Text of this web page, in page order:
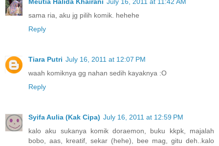
sama ria, aku jg pilih komik. hehehe
Reply
Tiara Putri July 16, 2011 at 12:07 PM
waah komiknya gg nahan sedih kayaknya :O
Reply
Syifa Aulia (Kak Cipa) July 16, 2011 at 12:59 PM
kalo aku sukanya komik doraemon, buku kkpk, majalah
bobo, aas, kreatif, sekar (hehe), bee mag, gitu deh..kalo